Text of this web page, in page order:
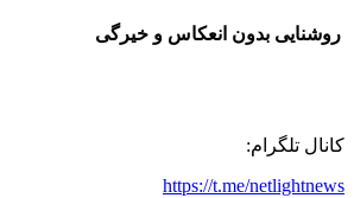
روشنایی بدون انعکاس و خیرگی
کانال تلگرام:
https://t.me/netlightnews